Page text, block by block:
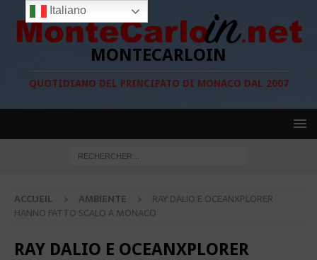
MONTECARLOIN
QUOTIDIANO DEL PRINCIPATO DI MONACO DAL 2007
ACCUEIL AMBIENTE
RAY DALIO E OCEANXPLORER
HANNO FATTO SCALO A MONACO
RAY DALIO E OCEANXPLORER
Italiano